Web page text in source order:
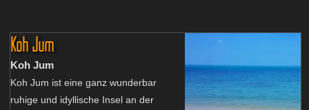
Koh Jum
Koh Jum
Koh Jum ist eine ganz wunderbar
ruhige und idyllische Insel an der